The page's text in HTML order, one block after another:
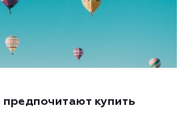
предпочитают купить